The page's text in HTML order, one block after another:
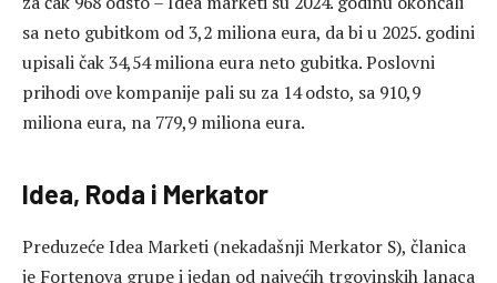
sa neto gubitkom od 3,2 miliona eura, da bi u 2025. godini
upisali čak 34,54 miliona eura neto gubitka. Poslovni
prihodi ove kompanije pali su za 14 odsto, sa 910,9
miliona eura, na 779,9 miliona eura.
Idea, Roda i Merkator
Preduzeće Idea Marketi (nekadašnji Merkator S), članica
je Fortenova grupe i jedan od najvećih trgovinskih lanaca